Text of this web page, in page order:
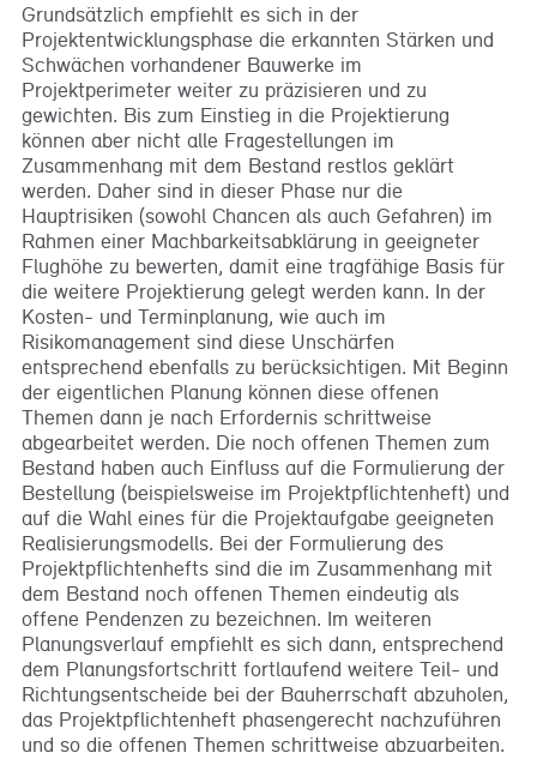
Grundsätzlich empfiehlt es sich in der
Projektentwicklungsphase die erkannten Stärken und
Schwächen vorhandener Bauwerke im
Projektperimeter weiter zu präzisieren und zu
gewichten. Bis zum Einstieg in die Projektierung
können aber nicht alle Fragestellungen im
Zusammenhang mit dem Bestand restlos geklärt
werden. Daher sind in dieser Phase nur die
Hauptrisiken (sowohl Chancen als auch Gefahren) im
Rahmen einer Machbarkeitsabklärung in geeigneter
Flughöhe zu bewerten, damit eine tragfähige Basis für
die weitere Projektierung gelegt werden kann. In der
Kosten- und Terminplanung, wie auch im
Risikomanagement sind diese Unschärfen
entsprechend ebenfalls zu berücksichtigen. Mit Beginn
der eigentlichen Planung können diese offenen
Themen dann je nach Erfordernis schrittweise
abgearbeitet werden. Die noch offenen Themen zum
Bestand haben auch Einfluss auf die Formulierung der
Bestellung (beispielsweise im Projektpflichtenheft) und
auf die Wahl eines für die Projektaufgabe geeigneten
Realisierungsmodells. Bei der Formulierung des
Projektpflichtenhefts sind die im Zusammenhang mit
dem Bestand noch offenen Themen eindeutig als
offene Pendenzen zu bezeichnen. Im weiteren
Planungsverlauf empfiehlt es sich dann, entsprechend
dem Planungsfortschritt fortlaufend weitere Teil- und
Richtungsentscheide bei der Bauherrschaft abzuholen,
das Projektpflichtenheft phasengerecht nachzuführen
und so die offenen Themen schrittweise abzuarbeiten.